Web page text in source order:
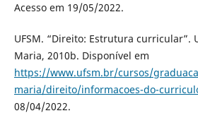
Acesso em 19/05/2022.
UFSM. “Direito: Estrutura curricular”.
Maria, 2010b. Disponível em
https://www.ufsm.br/cursos/
maria/direito/informacoes-do-
08/04/2022.